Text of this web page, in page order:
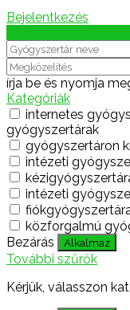
Bejelentkezés
írja be és nyomja
Kategóriák
internetes
gyógyszertárak
gyógyszertáron
intézeti
intézeti
közforgalmú
Bezárás
Alkalmaz
További szűrők
Kérjük, válasszon